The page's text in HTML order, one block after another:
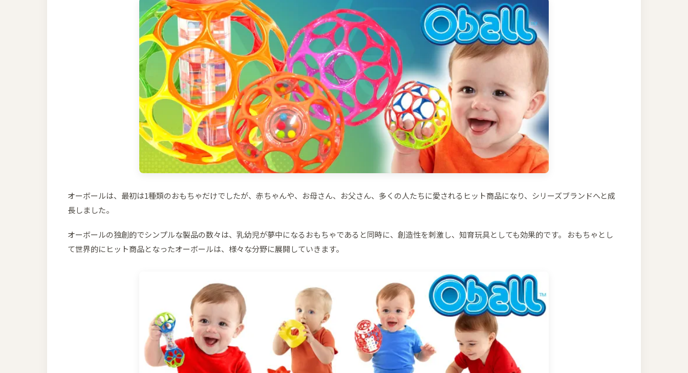
オーボールは、最初は1種類のおもちゃだけでしたが、赤ちゃんや、お母さん、お父さん、多くの人たちに愛されるヒット商品になり、シリーズブランドへと成
長しました。
オーボールの独創的でシンプルな製品の数々は、乳幼児が夢中になるおもちゃであると同時に、創造性を刺激し、知育玩具としても効果的です。 おもちゃとし
て世界的にヒット商品となったオーボールは、様々な分野に展開していきます。